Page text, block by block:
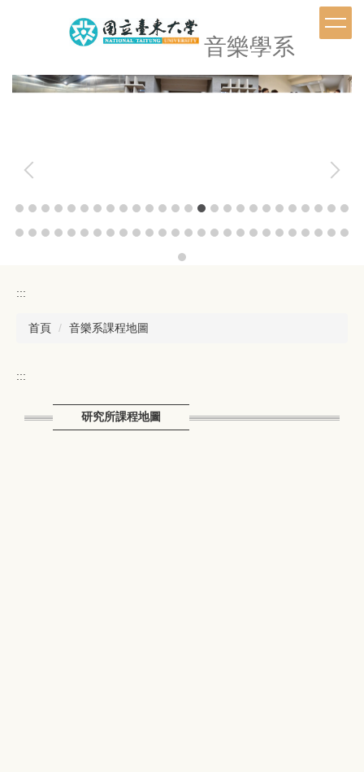
內
容
音樂學系
:::
首頁 音樂系課程地圖
:::
研究所課程地圖